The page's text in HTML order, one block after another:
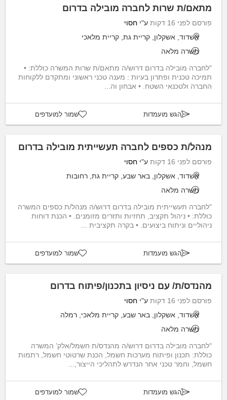
מתאם/ת שרות לחברה מובילה בדרום
פורסם לפני 16 דקות ע"י חסוי
אשדוד, אשקלון, קריית גת, קריית מלאכי
משרה מלאה
"לחברה מובילה בדרום דרוש/ה מתאם/ת שרות המשרה כוללת: •
תמיכה טכנית ופתרון בעיות : מענה טכני ראשוני ומתקדם ללקוחות
החברה ולטכנאי השטח. • אבחון וה...
הגש מועמדות שמור למועדפים
מנהל/ת כספים לחברה תעשייתית מובילה בדרום
פורסם לפני 16 דקות ע"י חסוי
אשדוד, אשקלון, באר שבע, קריית גת, רחובות
משרה מלאה
"לחברה תעשייתית מובילה בדרום דרוש/ה מנהל/ת כספים המשרה
כוללת: • ניהול תקציב, תחזיות ותזרים מזומנים. • הכנת דוחות
ניהוליים וניתוח ביצועים. • בקרה תקציבית ...
הגש מועמדות שמור למועדפים
מהנדס/ת/ עם ניסיון בתכנון/פיתוח בדרום
פורסם לפני 16 דקות ע"י חסוי
אשדוד, אשקלון, באר שבע, קריית מלאכי, רמלה
משרה מלאה
"לחברה מובילה בדרום דרוש/ה מהנדס/ת חשמל/אלק’ המשרה
כוללת: תכנון ופיתוח מערכות חשמל, הכנת שרטוטי חשמל, רתמות
חשמל, וחמר טכני אחר הנדרש לתהליכי הייצור,...
הגש מועמדות שמור למועדפים